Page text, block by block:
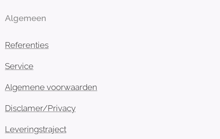
Algemeen
Referenties
Service
Algemene voorwaarden
Disclamer/Privacy
Leveringstraject